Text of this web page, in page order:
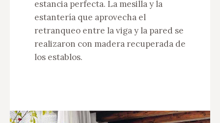
estancia perfecta. La mesilla y la
estantería que aprovecha el
retranqueo entre la viga y la pared se
realizaron con madera recuperada de
los establos.